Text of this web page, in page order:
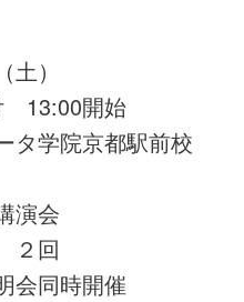
）
開始
タ学院京都駅前校
会
回
時開催